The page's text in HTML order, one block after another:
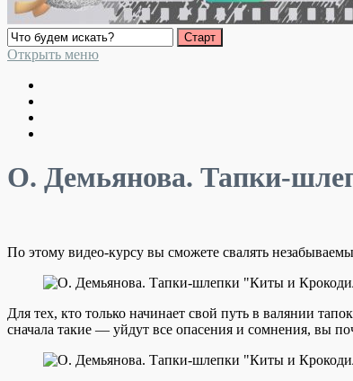
Открыть меню
О. Демьянова. Тапки-
По этому видео-курсу вы сможете свалять
Для тех, кто только начинает свой путь в валянии
сначала такие — уйдут все опасения и сомнения, вы